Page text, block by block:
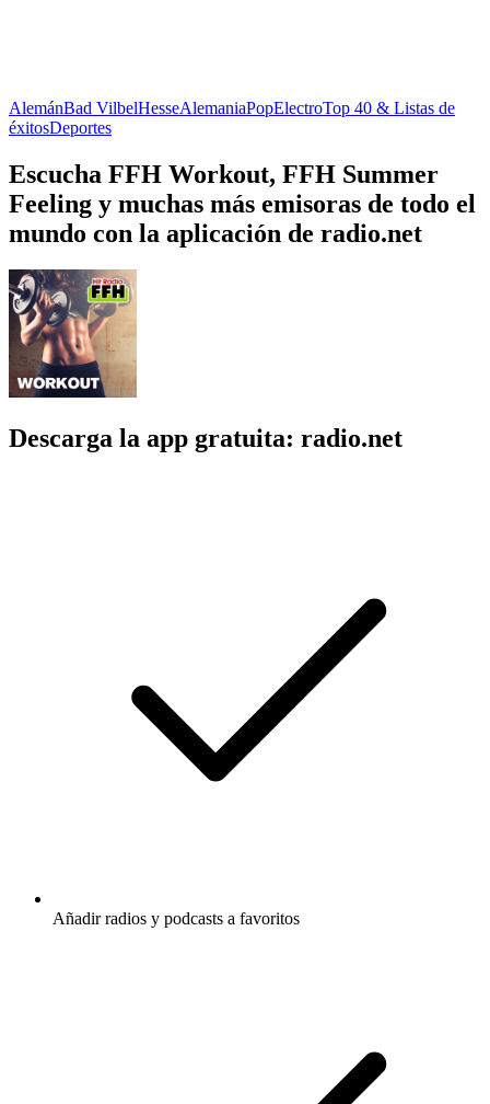
AlemánBad VilbelHesseAlemaniaPopElectroTop 40 & Listas de
éxitosDeportes
Escucha FFH Workout, FFH Summer
Feeling y muchas más emisoras de todo el
mundo con la aplicación de radio.net
Descarga la app gratuita: radio.net
Añadir radios y podcasts a favoritos